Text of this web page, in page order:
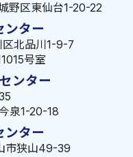
野区東仙台1-20-22
ンター
北品川1-9-7
号室
ンター
泉1-20-18
ンター
市狭山49-39